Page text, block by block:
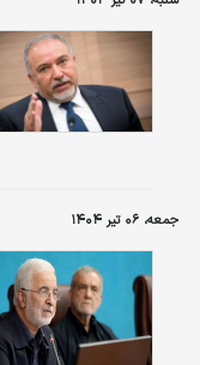
جمعه، ۰۶ تیر ۱۴۰۴